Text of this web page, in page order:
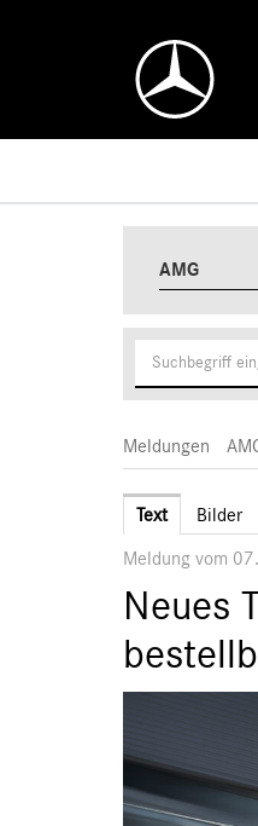
AMG
Meldungen
Text Bilder
Meldung vom
Neues